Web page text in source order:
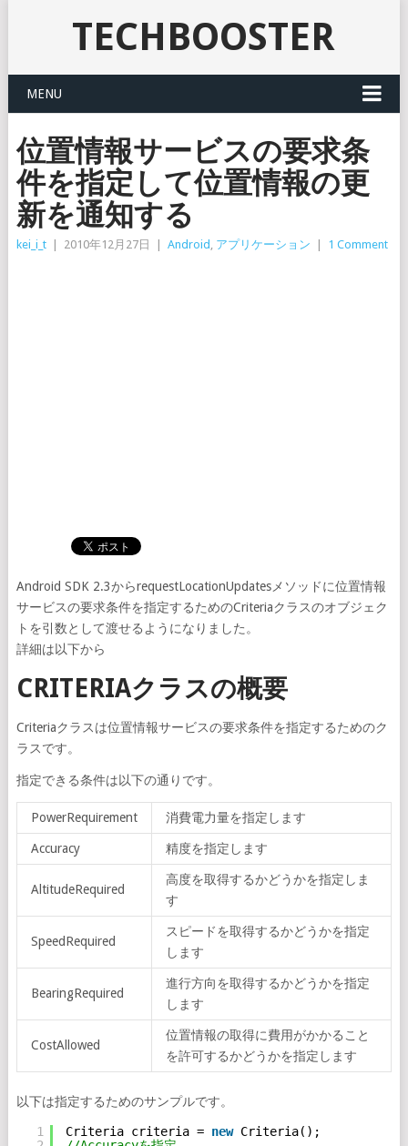
TECHBOOSTER
MENU
位置情報サービスの要求条
件を指定して位置情報の更
新を通知する
kei_i_t 2010年12月27日 Android , アプリケーション 1 Comment
Android SDK 2.3からrequestLocationUpdatesメソッドに位置情報
サービスの要求条件を指定するためのCriteriaクラスのオブジェク
トを引数として渡せるようになりました。
詳細は以下から
CRITERIAクラスの概要
Criteriaクラスは位置情報サービスの要求条件を指定するためのク
ラスです。
指定できる条件は以下の通りです。
PowerRequirement 消費電力量を指定します
Accuracy 精度を指定します
AltitudeRequired
高度を取得するかどうかを指定しま
す
SpeedRequired
スピードを取得するかどうかを指定
します
BearingRequired
進行方向を取得するかどうかを指定
します
CostAllowed
位置情報の取得に費用がかかること
を許可するかどうかを指定します
以下は指定するためのサンプルです。
1
Criteria criteria = new Criteria();